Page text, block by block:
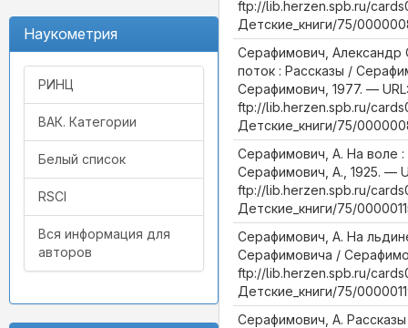
Наукометрия
РИНЦ
ВАК. Категории
Белый список
RSCI
Вся информация для
авторов
ftp://lib.herzen.spb.ru/
Детские_книги/75/
Серафимович,
поток : Рассказы /
Серафимович, 1977. — URL:
ftp://lib.herzen.spb.ru/
Детские_книги/75/
Серафимович, А. На воле :
Серафимович, А., 1925. —
ftp://lib.herzen.spb.ru/
Детские_книги/75/
Серафимович, А. На
Серафимовича /
ftp://lib.herzen.spb.ru/
Детские_книги/75/
Серафимович, А.